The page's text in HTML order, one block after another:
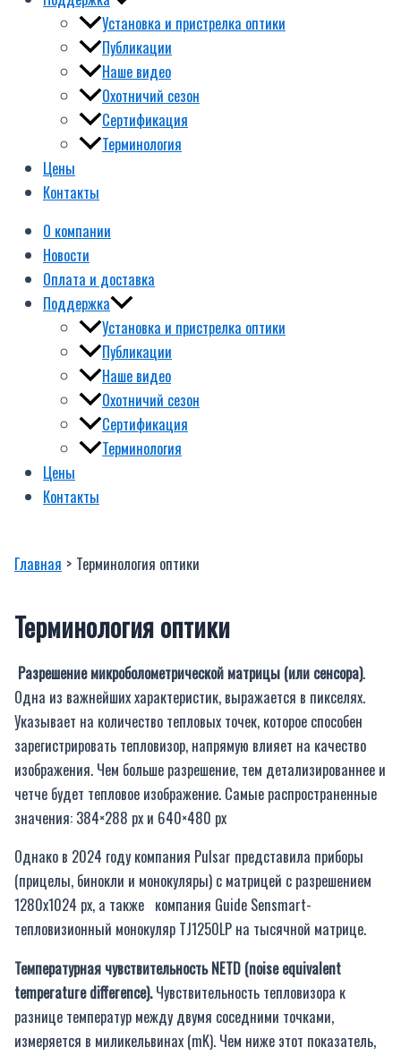
Установка и пристрелка оптики
Публикации
Наше видео
Охотничий сезон
Сертификация
Терминология
Цены
Контакты
О компании
Новости
Оплата и доставка
Поддержка
Установка и пристрелка оптики
Публикации
Наше видео
Охотничий сезон
Сертификация
Терминология
Цены
Контакты
Главная Терминология оптики
Терминология оптики
Разрешение микроболометрической матрицы (или сенсора).
Одна из важнейших характеристик, выражается в пикселях.
Указывает на количество тепловых точек, которое способен
зарегистрировать тепловизор, напрямую влияет на качество
изображения. Чем больше разрешение, тем детализированнее и
четче будет тепловое изображение. Самые распространенные
значения: 384×288 px и 640×480 px
Однако в 2024 году компания Pulsar представила приборы
(прицелы, бинокли и монокуляры) с матрицей с разрешением
1280х1024 px, а также компания Guide Sensmart-
тепловизионный монокуляр TJ1250LP на тысячной матрице.
Температурная чувствительностьNETD (noise equivalent
temperature difference).Чувствительность тепловизора к
разнице температур между двумя соседними точками,
измеряется в миликельвинах (mK). Чем ниже этот показатель,